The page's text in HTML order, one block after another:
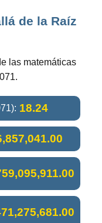
de la Raíz
las matemáticas
18.24